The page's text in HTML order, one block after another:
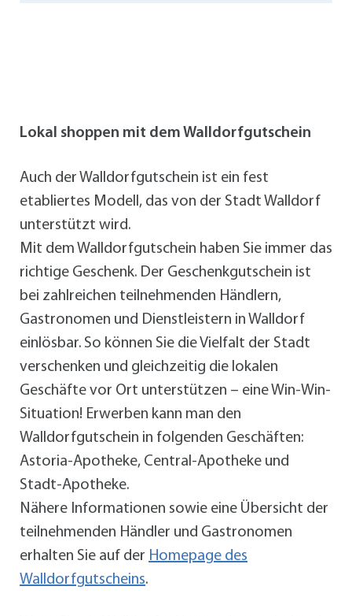
Lokal shoppen mit dem Walldorfgutschein
Auch der Walldorfgutschein ist ein fest
etabliertes Modell, das von der Stadt Walldorf
unterstützt wird.
Mit dem Walldorfgutschein haben Sie immer das
richtige Geschenk. Der Geschenkgutschein ist
bei zahlreichen teilnehmenden Händlern,
Gastronomen und Dienstleistern in Walldorf
einlösbar. So können Sie die Vielfalt der Stadt
verschenken und gleichzeitig die lokalen
Geschäfte vor Ort unterstützen – eine Win-Win-
Situation! Erwerben kann man den
Walldorfgutschein in folgenden Geschäften:
Astoria-Apotheke, Central-Apotheke und
Stadt-Apotheke.
Nähere Informationen sowie eine Übersicht der
teilnehmenden Händler und Gastronomen
erhalten Sie auf der Homepage des
Walldorfgutscheins.